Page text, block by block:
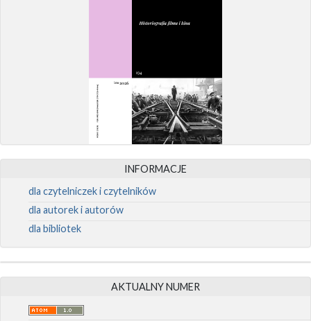
INFORMACJE
dla czytelniczek i czytelników
dla autorek i autorów
dla bibliotek
AKTUALNY NUMER